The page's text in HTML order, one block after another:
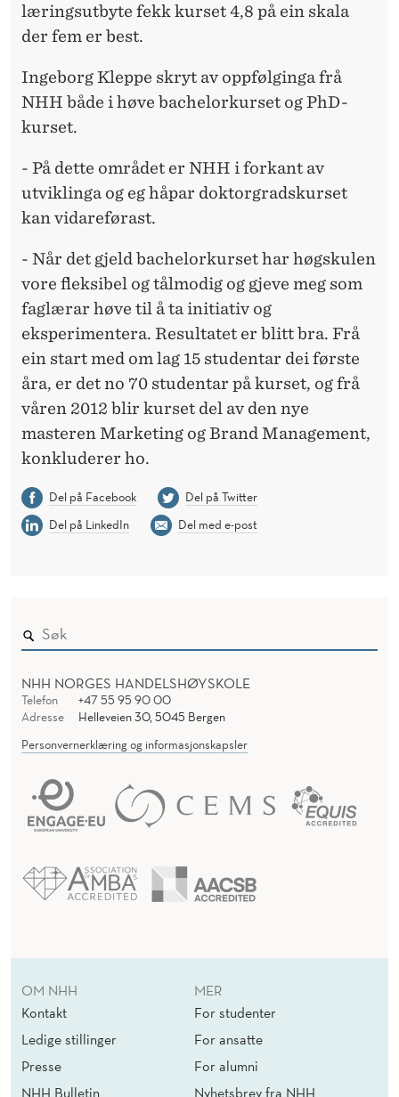
læringsutbyte fekk kurset 4,8 på ein skala
der fem er best.
Ingeborg Kleppe skryt av oppfølginga frå
NHH både i høve bachelorkurset og PhD-
kurset.
- På dette området er NHH i forkant av
utviklinga og eg håpar doktorgradskurset
kan vidareførast.
- Når det gjeld bachelorkurset har høgskulen
vore fleksibel og tålmodig og gjeve meg som
faglærar høve til å ta initiativ og
eksperimentera. Resultatet er blitt bra. Frå
ein start med om lag 15 studentar dei første
åra, er det no 70 studentar på kurset, og frå
våren 2012 blir kurset del av den nye
masteren Marketing og Brand Management,
konkluderer ho.
Del på Facebook
Del på Twitter
Del på LinkedIn
Del med e-post
NHH NORGES HANDELSHØYSKOLE
Telefon
+47 55 95 90 00
Adresse
Helleveien 30, 5045 Bergen
Personvernerklæring og informasjonskapsler
OM NHH
Kontakt
Ledige stillinger
Presse
NHH Bulletin
MER
For studenter
For ansatte
For alumni
Nyhetsbrev fra NHH